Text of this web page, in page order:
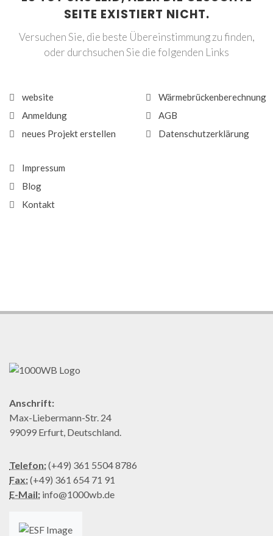
SEITE EXISTIERT NICHT.
Versuchen Sie, die beste Übereinstimmung zu finden,
oder durchsuchen Sie die folgenden Links
website
Anmeldung
neues Projekt erstellen
Wärmebrückenberechnung
AGB
Datenschutzerklärung
Impressum
Blog
Kontakt
Anschrift:
Max-Liebermann-Str. 24
99099 Erfurt, Deutschland.
Telefon:(+49) 361 5504 8786
Fax:(+49) 361 654 71 91
E-Mail: info@1000wb.de